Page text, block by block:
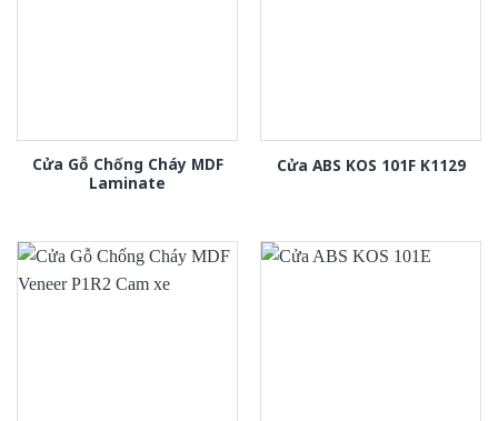
Cửa Gỗ Chống Cháy MDF
Laminate
Cửa ABS KOS 101F K1129